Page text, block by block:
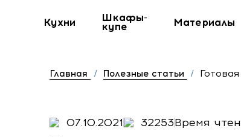
Кухни Шкафы-
купе Материалы
Главная / Полезные статьи /
07.10.2021 32253Время